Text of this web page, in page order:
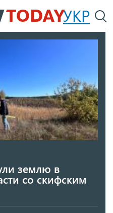
Перейти
к
УКР
землю в
со скифским